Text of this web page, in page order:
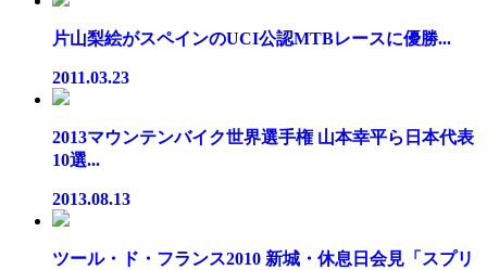
片山梨絵がスペインのUCI公認MTBレースに優勝...
2011.03.23
2013マウンテンバイク世界選手権 山本幸平ら日本代表
10選...
2013.08.13
ツール・ド・フランス2010 新城・休息日会見「スプリ